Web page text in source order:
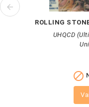
ROLLING
UHQCD
